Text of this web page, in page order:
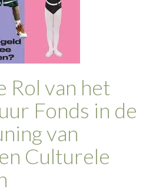
Rol van het
Fonds in de
van
Culturele